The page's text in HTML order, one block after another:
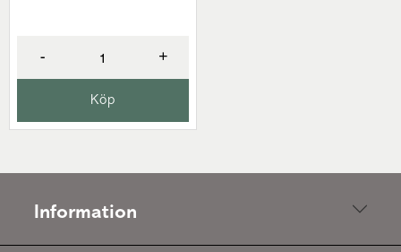
- +
Köp
Information